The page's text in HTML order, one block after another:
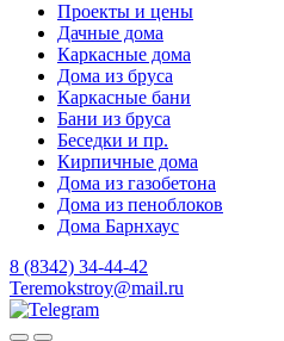
Проекты и цены
Дачные дома
Каркасные дома
Дома из бруса
Каркасные бани
Бани из бруса
Беседки и пр.
Кирпичные дома
Дома из газобетона
Дома из пеноблоков
Дома Барнхаус
8 (8342) 34-44-42
Teremokstroy@mail.ru